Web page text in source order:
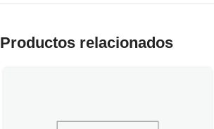
Productos relacionados